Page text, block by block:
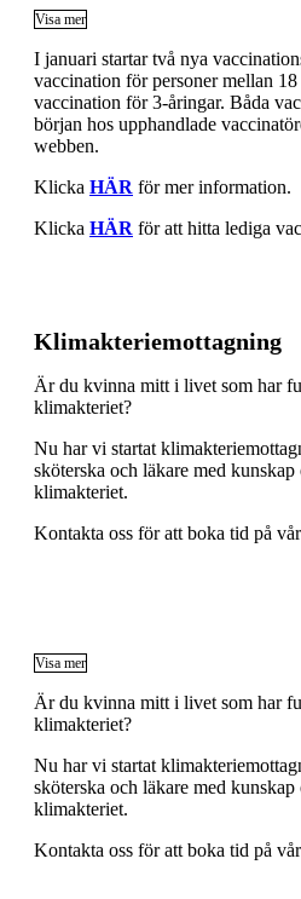
Visa mer
I januari startar två nya
vaccination för personer mellan
vaccination för 3-åringar. Båda
början hos upphandlade
webben.
Klicka HÄR för mer information.
Klicka HÄR för att hitta lediga
Klimakteriemottagning
Är du kvinna mitt i livet som har
klimakteriet?
Nu har vi startat
sköterska och läkare med
klimakteriet.
Kontakta oss för att boka tid på vår
Visa mer
Är du kvinna mitt i livet som har
klimakteriet?
Nu har vi startat
sköterska och läkare med
klimakteriet.
Kontakta oss för att boka tid på vår